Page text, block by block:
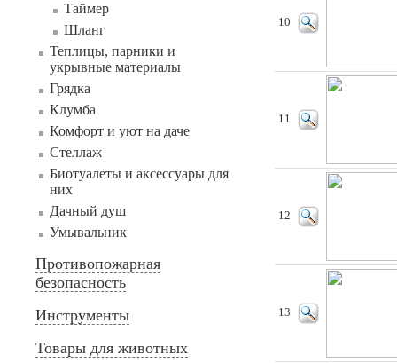
Таймер
Шланг
Теплицы, парники и
укрывные материалы
Грядка
Клумба
Комфорт и уют на даче
Стеллаж
Биотуалеты и аксессуары для
них
Дачный душ
Умывальник
Противопожарная
безопасность
Инструменты
Товары для животных
10
11
12
13